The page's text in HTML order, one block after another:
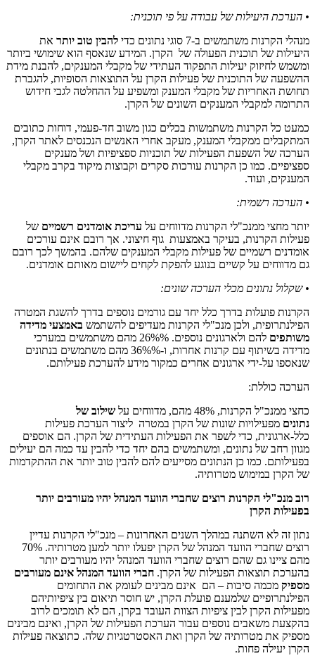
• הערכת היעילות של עבודה על פי תוכנית:
מנהלי הקרנות משתמשים ב-7 סוגי נתונים כדי
להבין טוב יותר את
היעילות של תוכנית הפעולה של הקרן. המידע שנאסף הוא שימושי ביותר
ומשמש לחיזוק יעילות התפקוד העתידי של מקבלי המענקים, להבנת מידת
ההשפעה של התוכנית של פעילות הקרן על התוצאות הסופיות, להגברת
תחושת האחריות של מקבלי המענק ומשפיע על ההחלטה לגבי חידוש
התרומה למקבלי המענקים השונים של הקרן.
כמעט כל הקרנות משתמשות בכלים כגון משוב חד-פעמי, דוחות כתובים
המתקבלים ממקבלי המענק, מעקב אחרי האנשים הנכנסים לאתר הקרן,
הערכה של השפעת הפעילות של תוכניות ספציפיות ושל מענקים
ספציפיים. כמו כן הקרנות עורכות סקרים וקבוצות מיקוד בקרב מקבלי
המענקים, ועוד.
• הערכה רשמית:
יותר מחצי ממנכ"לי הקרנות מדווחים על עריכת אומדנים רשמיים של
פעילות הקרנות, בעיקר באמצעות גוף חיצוני. אך רובם אינם עורכים
אומדנים רשמיים של פעילות מקבלי המענקים שלהם. בהמשך לכך רובם
גם מדווחים על קשיים בנוגע להפקת לקחים ליישום מאותם אומדנים.
• שקלול נתונים מכלי הערכה שונים:
הקרנות פועלות בדרך כלל יחד עם גורמים נוספים בדרך להשגת המטרה
הפילנתרופית, ולכן מנכ"לי הקרנות מעדיפים להשתמש באמצעי מדידה
משותפים
להם ולארגונים נוספים. 26%% מהם משתמשים במערכי
מדידה בשיתוף עם קרנות אחרות, ו-36%% מהם משתמשים בנתונים
שנאספו על-ידי ארגונים אחרים כמקור מידע להערכת פעילותם.
הערכה כוללת:
כחצי ממנכ"ל הקרנות, 48% מהם, מדווחים על
שילוב של
נתונים מפעילויות שונות של הקרן במטרה ליצור הערכת פעילות
כלל-ארגונית, כדי לשפר את הפעילות העתידית של הקרן. הם אוספים
מגוון רחב של נתונים, ומשתמשים בהם יחד כדי להבין עד כמה הם יעילים
בפעילותם. כמו כן הנתונים מסייעים להם להבין טוב יותר את ההתקדמות
של הקרן במימוש מטרותיה.
רוב מנכ"לי הקרנות רוצים שחברי הוועד המנהל יהיו מעורבים יותר
בפעילות הקרן
נתון זה לא השתנה במהלך השנים האחרונות – מנכ"לי הקרנות עדיין
רוצים שחברי הוועד המנהל של הקרן יפעלו יותר למען מטרותיה. 70%
מהם ציינו גם שהם רוצים שחברי הוועד המנהל יהיו מעורבים יותר
בהערכת תוצאות הפעילות של הקרן. חברי הוועד המנהל אינם מעורבים
מספיק מכמה סיבות – הם אינם מבינים לעומק את התחומים
הפילנתרופיים שלמענם פועלת הקרן, יש חוסר תיאום בין ציפיותיהם
מפעילות הקרן לבין ציפיות הצוות העובד בקרן, הם לא תומכים לרוב
בהקצעת משאבים נוספים עבור הערכת הפעילות של הקרן, ואינם מבינים
מספיק את מטרותיה של הקרן ואת האסטרטגיות שלה. כתוצאה פעילות
הקרן יעילה פחות.